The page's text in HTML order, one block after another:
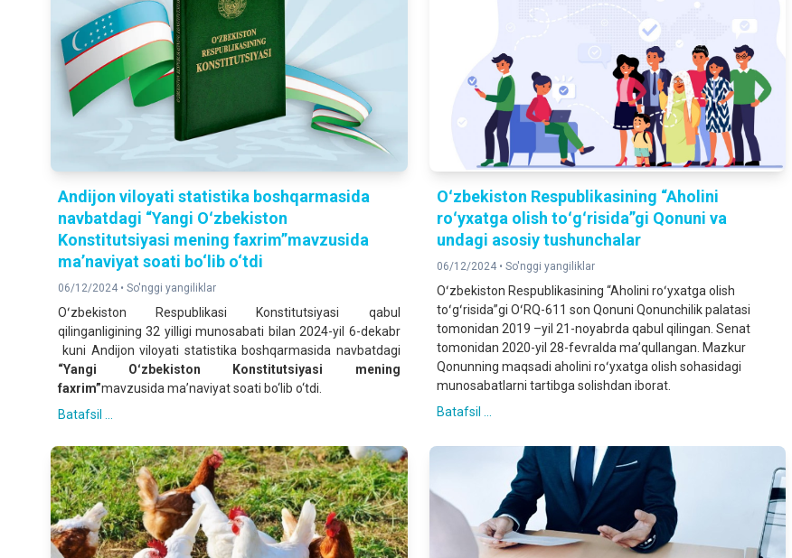
Andijon viloyati statistika boshqarmasida
navbatdagi “Yangi Oʻzbekiston
Konstitutsiyasi mening faxrim”mavzusida
ma’naviyat soati bo‘lib o‘tdi
06/12/2024 • So'nggi yangiliklar
Oʻzbekiston Respublikasi Konstitutsiyasi qabul
qilinganligining 32 yilligi munosabati bilan 2024-yil 6-dekabr
kuni Andijon viloyati statistika boshqarmasida navbatdagi
“Yangi Oʻzbekiston Konstitutsiyasi mening
faxrim”mavzusida ma’naviyat soati bo‘lib o‘tdi.
Batafsil ...
Oʻzbekiston Respublikasining “Aholini
roʻyxatga olish toʻgʻrisida”gi Qonuni va
undagi asosiy tushunchalar
06/12/2024 • So'nggi yangiliklar
Oʻzbekiston Respublikasining “Aholini roʻyxatga olish
toʻgʻrisida”gi OʻRQ-611 son Qonuni Qonunchilik palatasi
tomonidan 2019 –yil 21-noyabrda qabul qilingan. Senat
tomonidan 2020-yil 28-fevralda maʼqullangan. Mazkur
Qonunning maqsadi aholini roʻyxatga olish sohasidagi
munosabatlarni tartibga solishdan iborat.
Batafsil ...